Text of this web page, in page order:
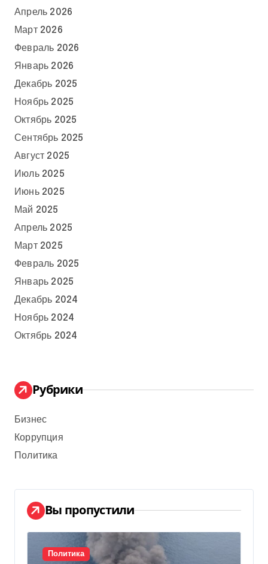
Апрель 2026
Март 2026
Февраль 2026
Январь 2026
Декабрь 2025
Ноябрь 2025
Октябрь 2025
Сентябрь 2025
Август 2025
Июль 2025
Июнь 2025
Май 2025
Апрель 2025
Март 2025
Февраль 2025
Январь 2025
Декабрь 2024
Ноябрь 2024
Октябрь 2024
Рубрики
Бизнес
Коррупция
Политика
Вы пропустили
Политика